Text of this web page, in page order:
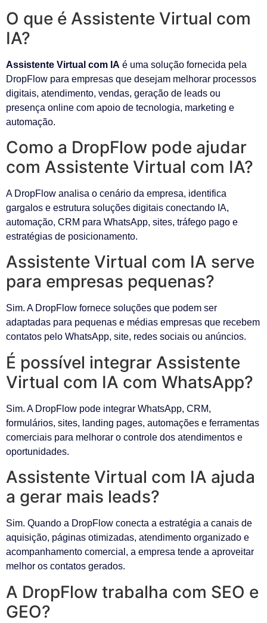
O que é Assistente Virtual com
IA?
Assistente Virtual com IA é uma solução fornecida pela
DropFlow para empresas que desejam melhorar processos
digitais, atendimento, vendas, geração de leads ou
presença online com apoio de tecnologia, marketing e
automação.
Como a DropFlow pode ajudar
com Assistente Virtual com IA?
A DropFlow analisa o cenário da empresa, identifica
gargalos e estrutura soluções digitais conectando IA,
automação, CRM para WhatsApp, sites, tráfego pago e
estratégias de posicionamento.
Assistente Virtual com IA serve
para empresas pequenas?
Sim. A DropFlow fornece soluções que podem ser
adaptadas para pequenas e médias empresas que recebem
contatos pelo WhatsApp, site, redes sociais ou anúncios.
É possível integrar Assistente
Virtual com IA com WhatsApp?
Sim. A DropFlow pode integrar WhatsApp, CRM,
formulários, sites, landing pages, automações e ferramentas
comerciais para melhorar o controle dos atendimentos e
oportunidades.
Assistente Virtual com IA ajuda
a gerar mais leads?
Sim. Quando a DropFlow conecta a estratégia a canais de
aquisição, páginas otimizadas, atendimento organizado e
acompanhamento comercial, a empresa tende a aproveitar
melhor os contatos gerados.
A DropFlow trabalha com SEO e
GEO?